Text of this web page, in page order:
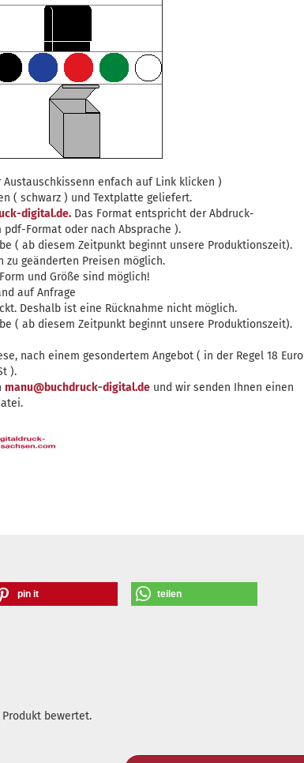
enfach auf Link klicken )
( schwarz ) und Textplatte geliefert.
digital.de.Das Format entspricht der Abdruck-
Format oder nach Absprache ).
( ab diesem Zeitpunkt beginnt unsere Produktionszeit).
zu geänderten Preisen möglich.
und Größe sind möglich!
auf Anfrage
Deshalb ist eine Rücknahme nicht möglich.
( ab diesem Zeitpunkt beginnt unsere Produktionszeit).
nach einem gesondertem Angebot ( in der Regel 18 Euro
).
manu@buchdruck-digital.de und wir senden Ihnen einen
pin it teilen
bewertet.